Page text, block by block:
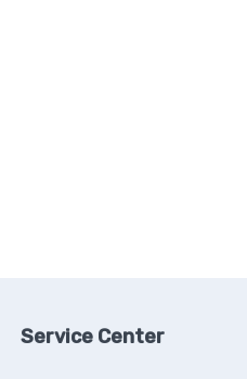
Service Center